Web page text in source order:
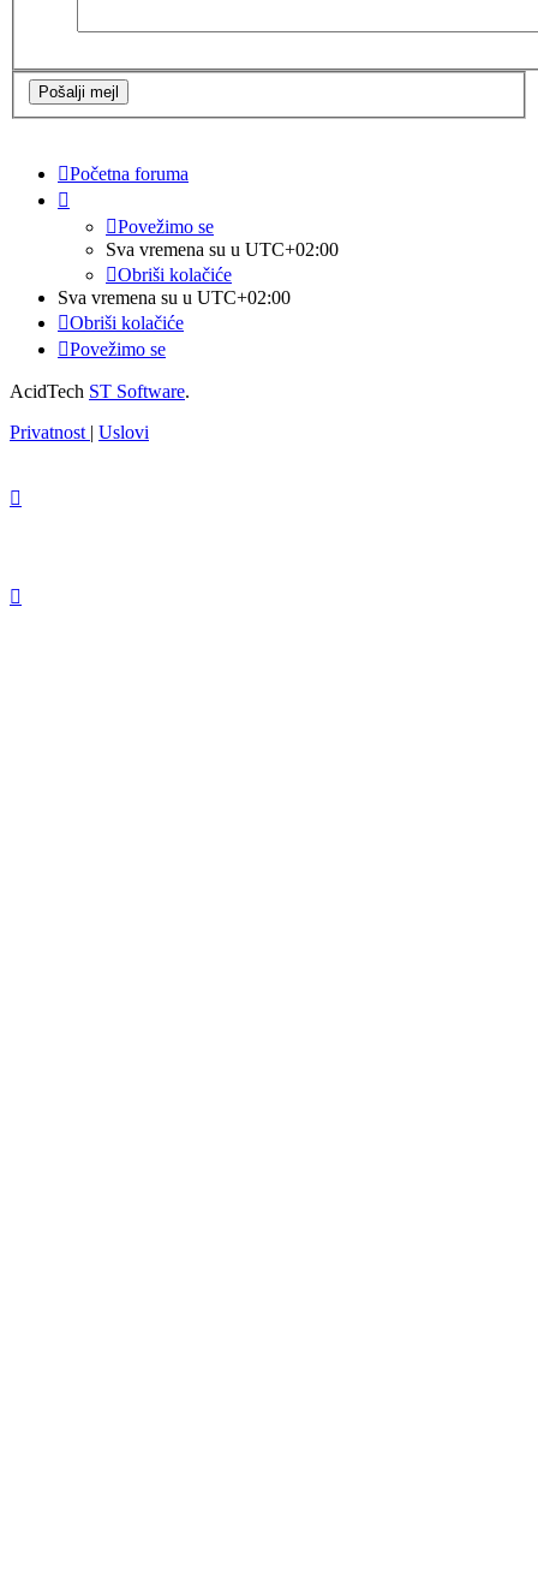
Početna foruma
Povežimo se
Sva vremena su u UTC+02:00
Obriši kolačiće
Sva vremena su u UTC+02:00
Obriši kolačiće
Povežimo se
AcidTech ST Software.
Privatnost | Uslovi